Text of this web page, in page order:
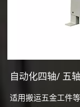
自动化四轴/ 五
适用搬运五金工件